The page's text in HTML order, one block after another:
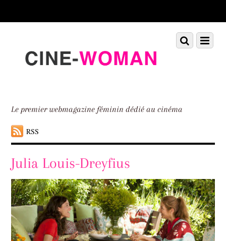
down
Le premier webmagazine féminin dédié au cinéma
RSS
Menu
Scroll
down
Julia Louis-Dreyfius